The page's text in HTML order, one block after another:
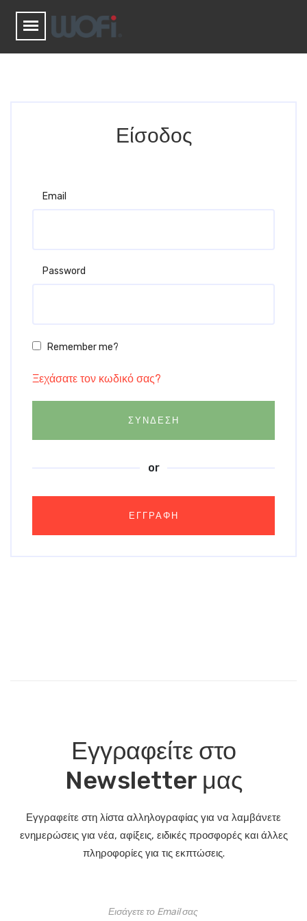
Είσοδος
Email
Password
Remember me?
Ξεχάσατε τον κωδικό σας?
ΣΥΝΔΕΣΗ
or
ΕΓΓΡΑΦΗ
Εγγραφείτε στο
Newsletter μας
Εγγραφείτε στη λίστα αλληλογραφίας για να λαμβάνετε
ενημερώσεις για νέα, αφίξεις, ειδικές προσφορές και άλλες
πληροφορίες για τις εκπτώσεις.